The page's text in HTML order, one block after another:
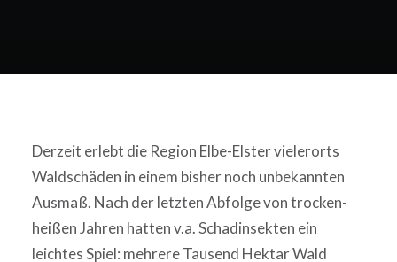
Derzeit erlebt die Region Elbe-Elster vielerorts
Waldschäden in einem bisher noch unbekannten
Ausmaß. Nach der letzten Abfolge von trocken-
heißen Jahren hatten v.a. Schadinsekten ein
leichtes Spiel: mehrere Tausend Hektar Wald